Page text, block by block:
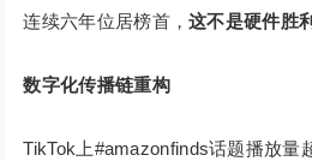
连续六年位居榜首，这不是硬件胜
数字化传播链重构
TikTok上#amazonfinds话题播放量